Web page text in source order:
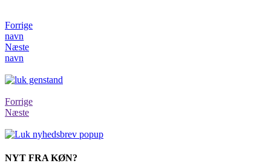
Forrige
navn
Næste
navn
Forrige
Næste
NYT FRA KØN?